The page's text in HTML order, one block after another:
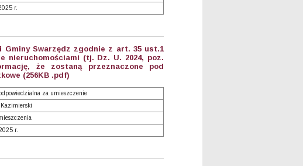
r.
i Gminy Swarzędz zgodnie z art. 35 ust.1
nieruchomościami (tj. Dz. U. 2024, poz.
że zostaną przeznaczone pod
(256KB .pdf)
za umieszczenie
Kazimierski
r.